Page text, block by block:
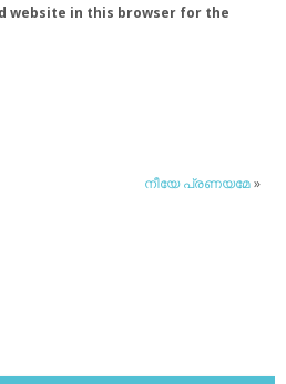
website in this browser for the
നീയേ പ്രണയമേ»